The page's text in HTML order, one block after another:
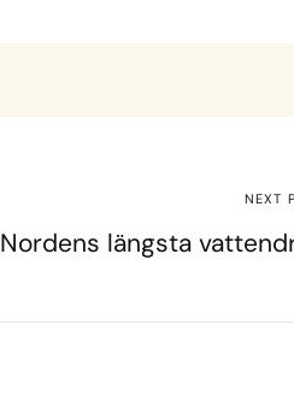
NEXT
Nordens längsta